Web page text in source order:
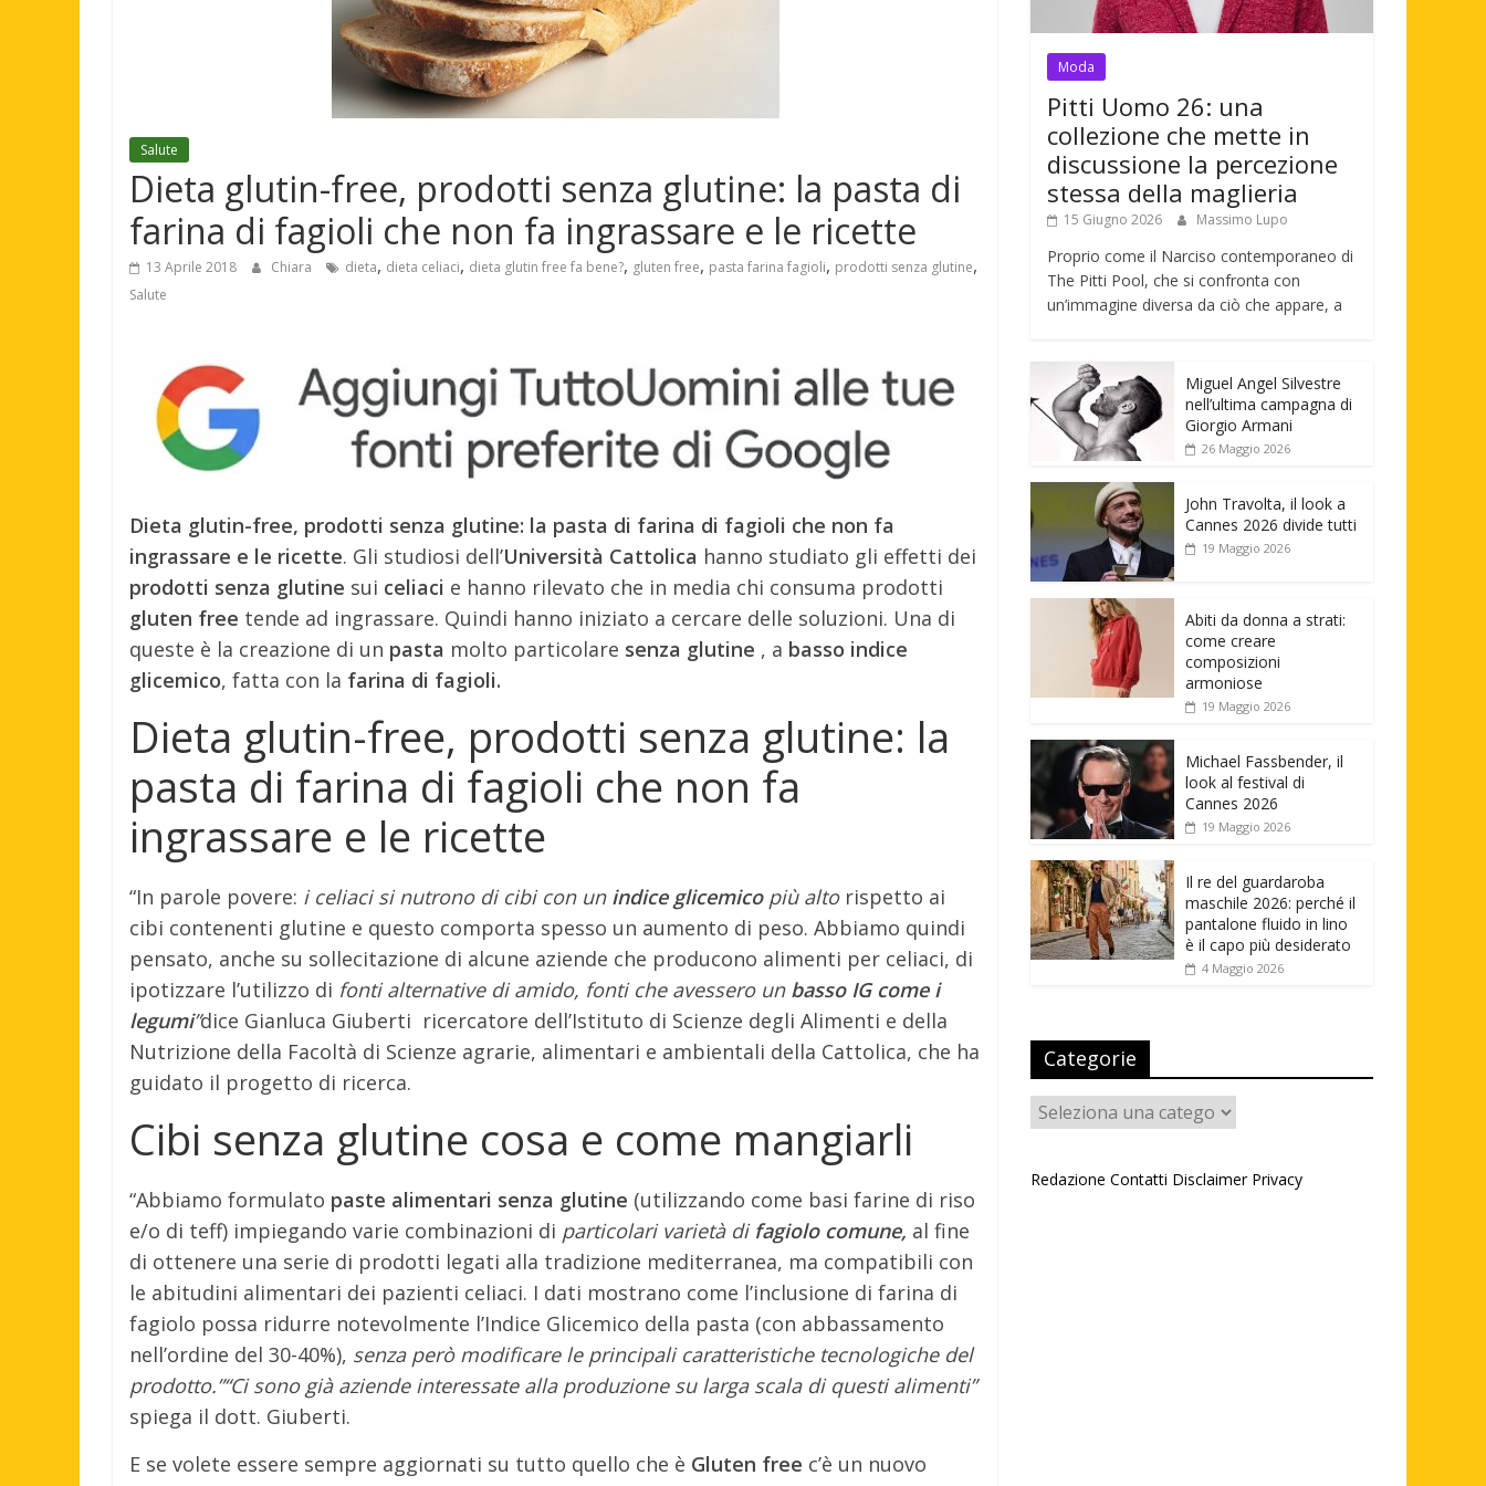
Salute
Dieta glutin-free, prodotti senza glutine: la pasta di
farina di fagioli che non fa ingrassare e le ricette
13 Aprile 2018 Chiara dieta, dieta celiaci, dieta glutin free fa bene?, gluten free, pasta farina fagioli, prodotti senza glutine,
Salute
Dieta glutin-free, prodotti senza glutine: la pasta di farina di fagioli che non fa
ingrassare e le ricette. Gli studiosi dell’Università Cattolica hanno studiato gli effetti dei
prodotti senza glutine sui celiaci e hanno rilevato che in media chi consuma prodotti
gluten free tende ad ingrassare. Quindi hanno iniziato a cercare delle soluzioni. Una di
queste è la creazione di un pasta molto particolare senza glutine , a basso indice
glicemico, fatta con la farina di fagioli.
Dieta glutin-free, prodotti senza glutine: la
pasta di farina di fagioli che non fa
ingrassare e le ricette
“In parole povere: i celiaci si nutrono di cibi con unindice glicemicopiù altorispetto ai
cibi contenenti glutine e questo comporta spesso un aumento di peso. Abbiamo quindi
pensato, anche su sollecitazione di alcune aziende che producono alimenti per celiaci, di
ipotizzare l’utilizzo di fonti alternative di amido, fonti che avessero un basso IG come i
legumi”dice Gianluca Giuberti ricercatore dell’Istituto di Scienze degli Alimenti e della
Nutrizione della Facoltà di Scienze agrarie, alimentari e ambientali della Cattolica, che ha
guidato il progetto di ricerca.
Cibi senza glutine cosa e come mangiarli
“Abbiamo formulato paste alimentari senza glutine (utilizzando come basi farine di riso
e/o di teff) impiegando varie combinazioni di particolari varietà di fagiolo comune, al fine
di ottenere una serie di prodotti legati alla tradizione mediterranea, ma compatibili con
le abitudini alimentari dei pazienti celiaci. I dati mostrano come l’inclusione di farina di
fagiolo possa ridurre notevolmente l’Indice Glicemico della pasta (con abbassamento
nell’ordine del 30-40%), senza però modificare le principali caratteristiche tecnologiche del
prodotto.”“Ci sono già aziende interessate alla produzione su larga scala di questi alimenti”
spiega il dott. Giuberti.
E se volete essere sempre aggiornati su tutto quello che è Gluten free c’è un nuovo
Moda
Pitti Uomo 26: una
collezione che mette in
discussione la percezione
stessa della maglieria
15 Giugno 2026 Massimo Lupo
Proprio come il Narciso contemporaneo di
The Pitti Pool, che si confronta con
un’immagine diversa da ciò che appare, a
Miguel Angel Silvestre
nell’ultima campagna di
Giorgio Armani
26 Maggio 2026
John Travolta, il look a
Cannes 2026 divide tutti
19 Maggio 2026
Abiti da donna a strati:
come creare
composizioni
armoniose
19 Maggio 2026
Michael Fassbender, il
look al festival di
Cannes 2026
19 Maggio 2026
Il re del guardaroba
maschile 2026: perché il
pantalone fluido in lino
è il capo più desiderato
4 Maggio 2026
Categorie
Categorie
Redazione Contatti Disclaimer Privacy